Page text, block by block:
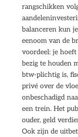
rangschikken
balanceren kun
eenoom van de
voordeel: je
bezig te houden
btw-plichtig is,
privé over de
onbeschadigd
een trein. Het
ouder, geld
Ook zijn de